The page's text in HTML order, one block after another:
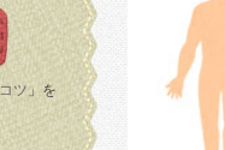
ツ 」を